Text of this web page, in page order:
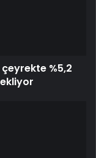
çeyrekte %5,2